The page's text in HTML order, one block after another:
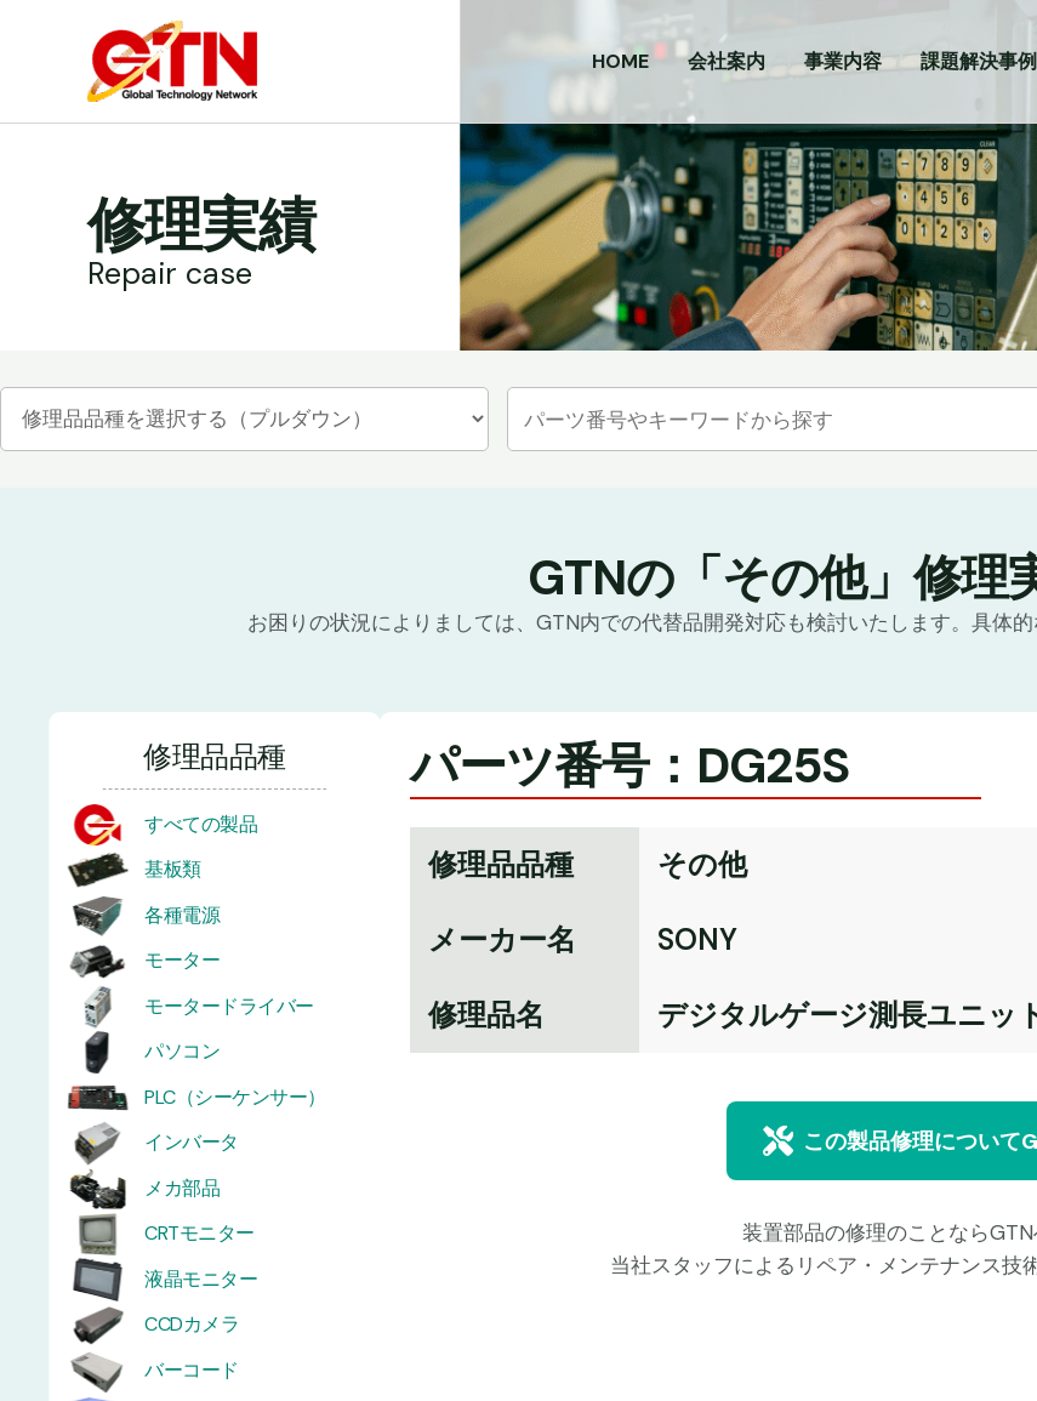
HOME 会社案内 事業内容 課題解決事例
修理実績
Repair case
GTNの「その他」修理
お困りの状況によりましては、GTN内での代替品開発対応も検討いたします。具体
修理品品種
すべての製品
基板類
各種電源
モーター
モータードライバー
パソコン
PLC（シーケンサー）
インバータ
メカ部品
CRTモニター
液晶モニター
CCDカメラ
バーコード
パーツ番号：DG25S
修理品品種
その他
メーカー名
SONY
修理品名
デジタルゲージ測長ユニッ
この製品修理について
装置部品の修理のことならGTN
当社スタッフによるリペア・メンテナンス技